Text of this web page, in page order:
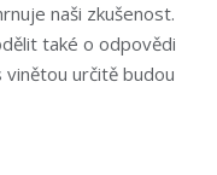
naši zkušenost.
také o odpovědi
určitě budou